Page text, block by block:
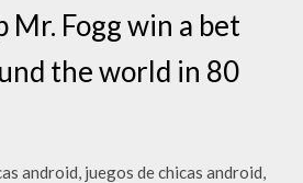
Mr. Fogg win a bet
the world in 80
android, juegos de chicas android,